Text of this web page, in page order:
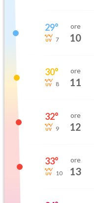
29°
7
ore
10
30°
8
ore
11
32°
9
ore
12
33°
10
ore
13